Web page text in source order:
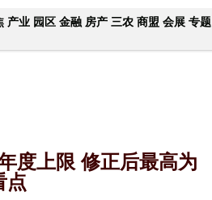
产业 园区 金融 房产 三农 商盟 会展 专题
度上限 修正后最高为
点